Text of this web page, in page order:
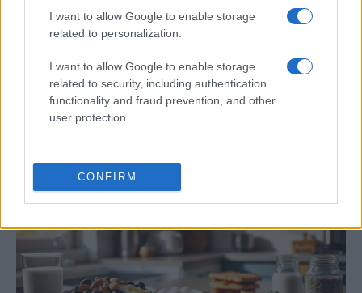
I want to allow Google to enable storage
related to personalization.
I want to allow Google to enable storage
related to security, including authentication
functionality and fraud prevention, and other
user protection.
CONFIRM
Cómo la dieta mediterránea mejora el
bienestar cognitivo